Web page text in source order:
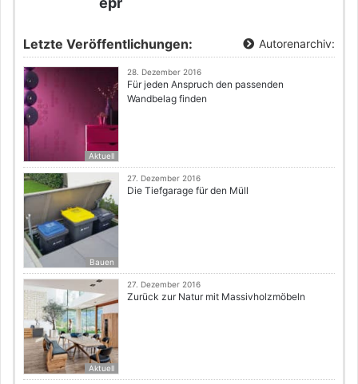
Letzte Veröffentlichungen: Autorenarchiv:
Aktuell
28. Dezember 2016
Für jeden Anspruch den passenden
Wandbelag finden
Bauen
27. Dezember 2016
Die Tiefgarage für den Müll
Aktuell
27. Dezember 2016
Zurück zur Natur mit Massivholzmöbeln